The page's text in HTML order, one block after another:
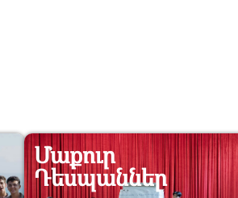
Մաքուր
Դեսպաններ